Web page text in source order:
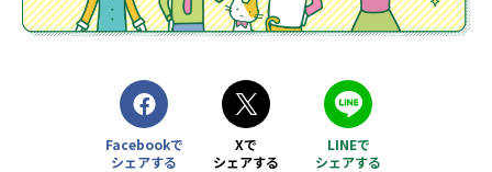
Facebookで
シェアする
Xで
シェアする
LINEで
シェアする